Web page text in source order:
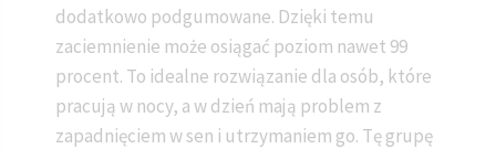
dodatkowo podgumowane. Dzięki temu
zaciemnienie może osiągać poziom nawet 99
procent. To idealne rozwiązanie dla osób, które
pracują w nocy, a w dzień mają problem z
zapadnięciem w sen i utrzymaniem go. Tę grupę